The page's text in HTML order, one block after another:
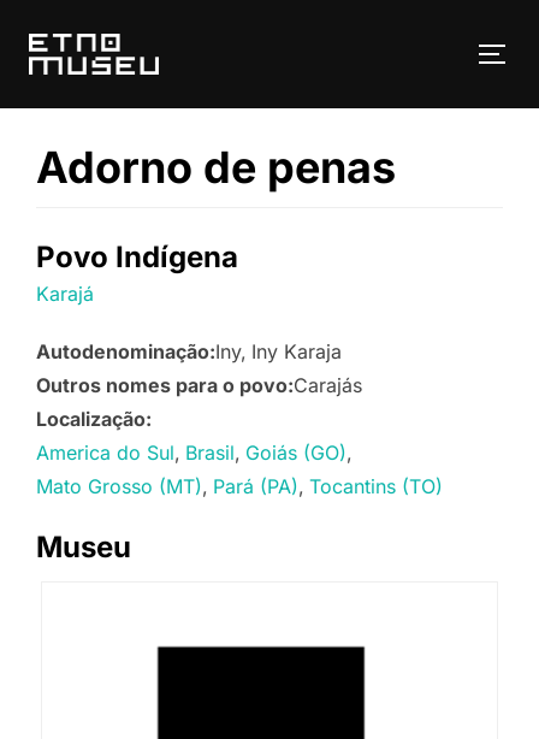
para
Adorno de penas
Povo Indígena
Karajá
Autodenominação:Iny Iny Karaja
Outros nomes para o povo:Carajás
Localização:
America do Sul Brasil Goiás (GO)
Mato Grosso (MT) Pará (PA) Tocantins (TO)
Museu